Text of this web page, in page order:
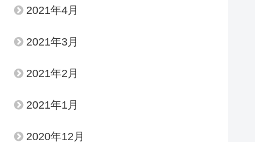
2021年4月
2021年3月
2021年2月
2021年1月
2020年12月